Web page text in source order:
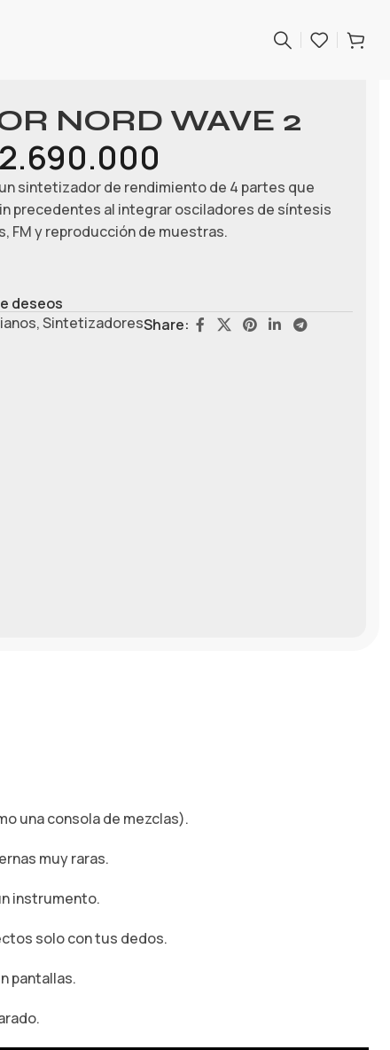
NORD WAVE 2
un sintetizador de rendimiento de 4 partes que
precedentes al integrar osciladores de síntesis
FM y reproducción de muestras.
deseos
,SintetizadoresShare:
una consola de mezclas).
muy raras.
instrumento.
solo con tus dedos.
pantallas.